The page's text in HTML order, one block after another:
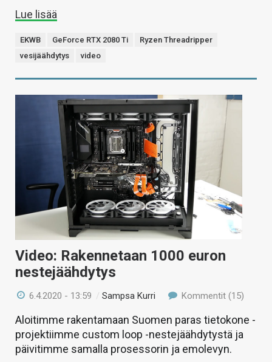
Lue lisää
EKWB GeForce RTX 2080 Ti
Ryzen Threadripper
vesijäähdytys
video
Video: Rakennetaan 1000 euron
nestejäähdytys
6.4.2020 - 13:59 /Sampsa Kurri Kommentit (15)
Aloitimme rakentamaan Suomen paras tietokone -
projektiimme custom loop -nestejäähdytystä ja
päivitimme samalla prosessorin ja emolevyn.